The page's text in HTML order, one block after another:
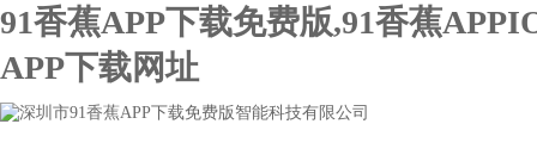
91香蕉APP下载免费版,91香蕉
APP下载网址